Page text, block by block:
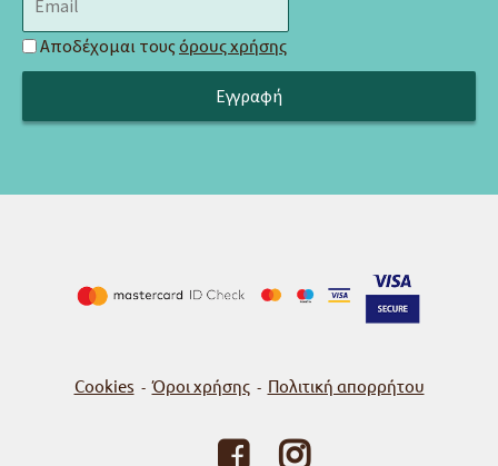
Αποδέχομαι τους όρους χρήσης
Cookies - Όροι χρήσης - Πολιτική απορρήτου